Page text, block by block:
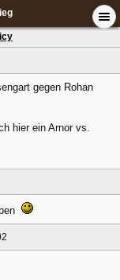
gegen Rohan
hier ein Arnor vs.